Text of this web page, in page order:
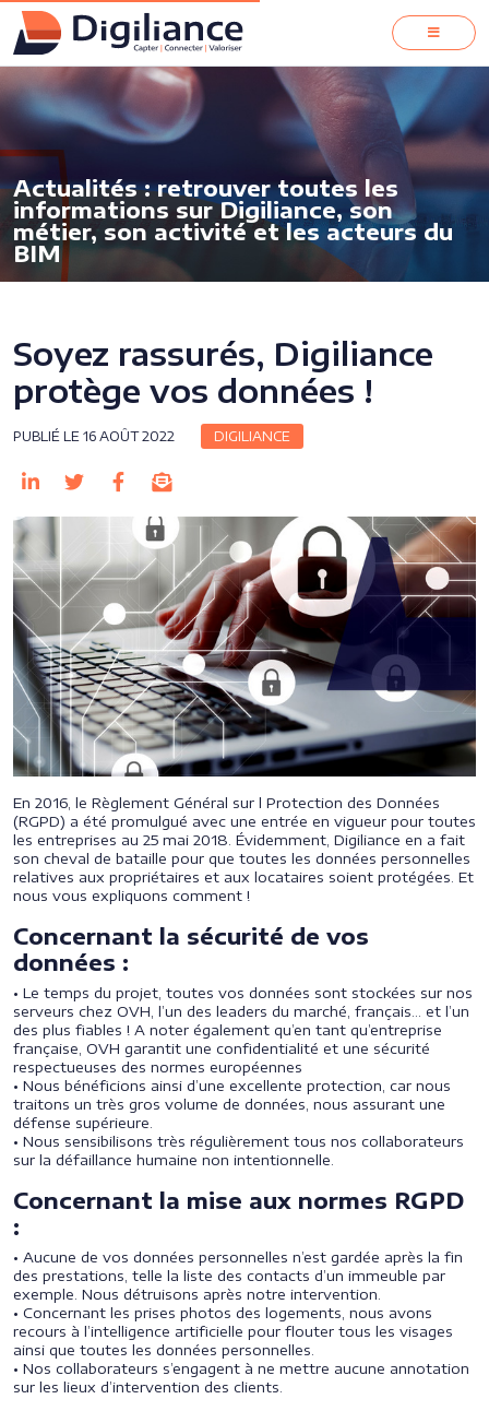
Actualités : retrouver toutes les
informations sur Digiliance, son
métier, son activité et les acteurs du
BIM
Soyez rassurés, Digiliance
protège vos données !
PUBLIÉ LE 16 AOÛT 2022 DIGILIANCE
En 2016, le Règlement Général sur l Protection des Données
(RGPD) a été promulgué avec une entrée en vigueur pour toutes
les entreprises au 25 mai 2018. Évidemment, Digiliance en a fait
son cheval de bataille pour que toutes les données personnelles
relatives aux propriétaires et aux locataires soient protégées. Et
nous vous expliquons comment !
Concernant la sécurité de vos
données :
• Le temps du projet, toutes vos données sont stockées sur nos
serveurs chez OVH, l’un des leaders du marché, français… et l’un
des plus fiables ! A noter également qu’en tant qu’entreprise
française, OVH garantit une confidentialité et une sécurité
respectueuses des normes européennes
• Nous bénéficions ainsi d’une excellente protection, car nous
traitons un très gros volume de données, nous assurant une
défense supérieure.
• Nous sensibilisons très régulièrement tous nos collaborateurs
sur la défaillance humaine non intentionnelle.
Concernant la mise aux normes RGPD
:
• Aucune de vos données personnelles n’est gardée après la fin
des prestations, telle la liste des contacts d’un immeuble par
exemple. Nous détruisons après notre intervention.
• Concernant les prises photos des logements, nous avons
recours à l’intelligence artificielle pour flouter tous les visages
ainsi que toutes les données personnelles.
• Nos collaborateurs s’engagent à ne mettre aucune annotation
sur les lieux d’intervention des clients.